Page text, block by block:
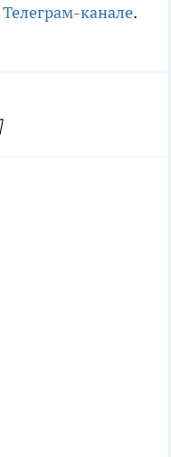
Телеграм-канале.